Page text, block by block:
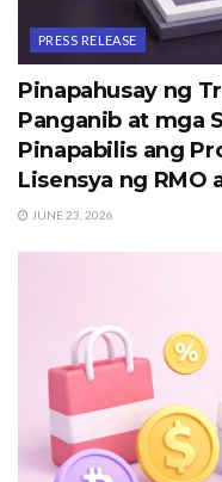
PRESS RELEASE
Pinapahusay ng
Panganib at mga
Pinapabilis ang
Lisensya ng RMO
JUNE 23, 2026